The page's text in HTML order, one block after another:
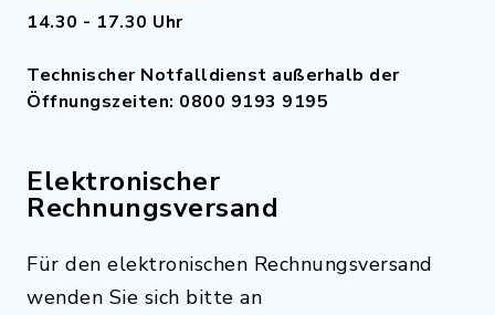
14.30 - 17.30 Uhr
Technischer Notfalldienst außerhalb der
Öffnungszeiten: 0800 9193 9195
Elektronischer
Rechnungsversand
Für den elektronischen Rechnungsversand
wenden Sie sich bitte an